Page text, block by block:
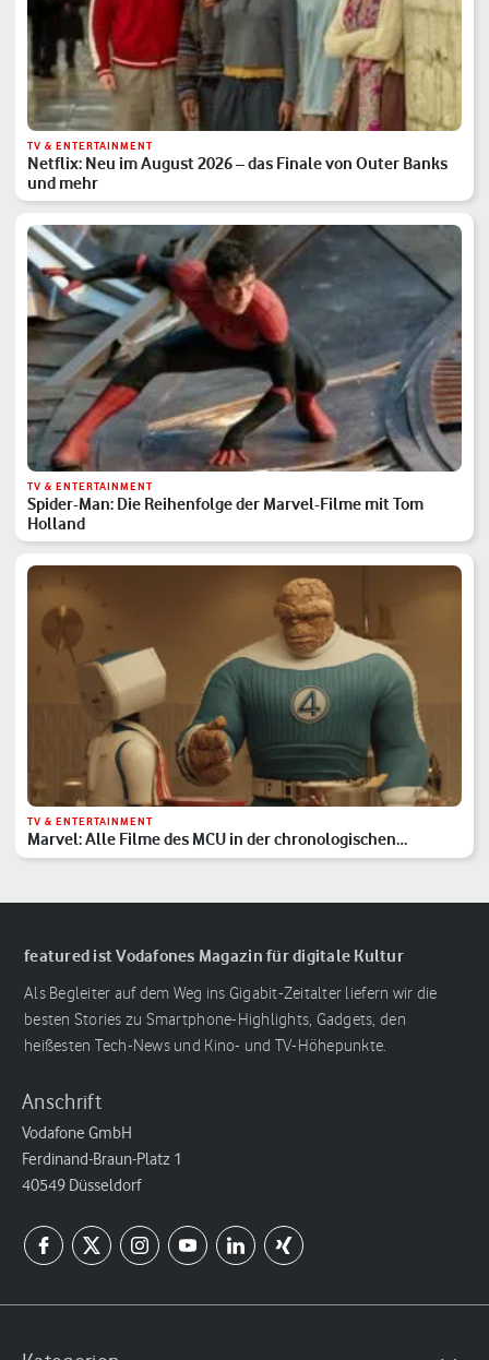
TV & ENTERTAINMENT
Netflix: Neu im August 2026 – das Finale von Outer Banks
und mehr
TV & ENTERTAINMENT
Spider-Man: Die Reihenfolge der Marvel-Filme mit Tom
Holland
TV & ENTERTAINMENT
Marvel: Alle Filme des MCU in der chronologischen
Reihenfolge
featured ist Vodafones Magazin für digitale Kultur
Als Begleiter auf dem Weg ins Gigabit-Zeitalter liefern wir die
besten Stories zu Smartphone-Highlights, Gadgets, den
heißesten Tech-News und Kino- und TV-Höhepunkte.
Anschrift
Vodafone GmbH
Ferdinand-Braun-Platz 1
40549 Düsseldorf